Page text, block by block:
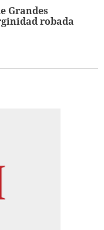
Grandes
robada